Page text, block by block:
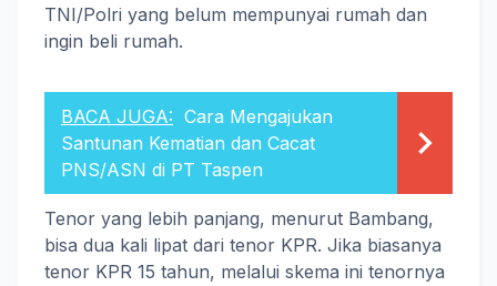
TNI/Polri yang belum mempunyai rumah dan
ingin beli rumah.
BACA JUGA: Cara Mengajukan
Santunan Kematian dan Cacat
PNS/ASN di PT Taspen
Tenor yang lebih panjang, menurut Bambang,
bisa dua kali lipat dari tenor KPR. Jika biasanya
tenor KPR 15 tahun, melalui skema ini tenornya